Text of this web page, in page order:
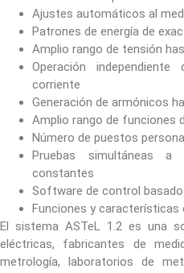
Ajustes automáticos al
Patrones de energía de
Amplio rango de tensión
Operación
corriente
Generación de armónicos
Amplio rango de funciones
Número de puestos
Pruebas simultáneas
constantes
Software de control
Funciones y características
El sistema ASTeL 1.2 es una
eléctricas, fabricantes de
metrología, laboratorios de